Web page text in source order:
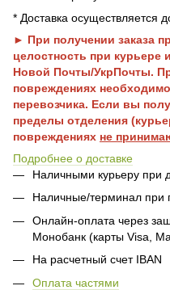
* Доставка осуществляется
► При получении заказа
целостность при курьере
Новой Почты/УкрПочты.
повреждениях
перевозчика. Если вы
пределы отделения
повреждениях не
Подробнее о доставке
Наличными курьеру при
Наличные/терминал при
Онлайн-оплата через
Монобанк (карты Visa,
На расчетный счет IBAN
Оплата частями